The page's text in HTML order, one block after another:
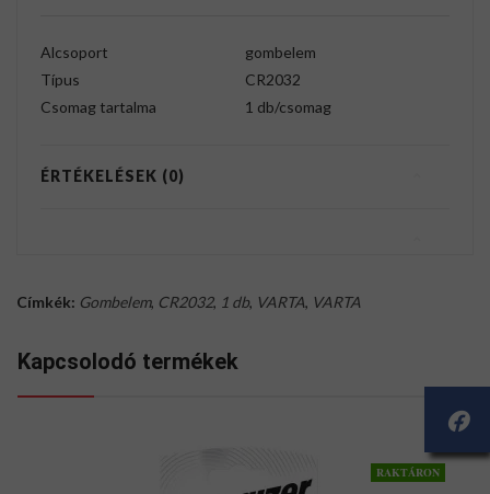
Alcsoport
gombelem
Típus
CR2032
Csomag tartalma
1 db/csomag
ÉRTÉKELÉSEK (0)
Címkék: Gombelem, CR2032, 1 db, VARTA, VARTA
Kapcsolodó termékek
RAKTÁRON